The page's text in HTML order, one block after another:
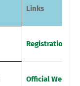
Links
Registration
Official Website